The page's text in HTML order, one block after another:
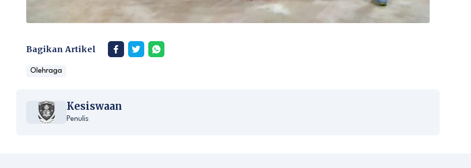
Bagikan Artikel
Olehraga
Kesiswaan
Penulis